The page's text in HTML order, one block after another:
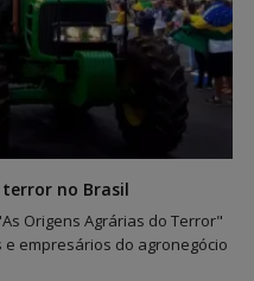
no Brasil
Origens Agrárias do Terror"
empresários do agronegócio